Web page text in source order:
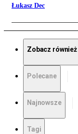
Łukasz Dec
Zobacz również
Polecane
Najnowsze
Tagi